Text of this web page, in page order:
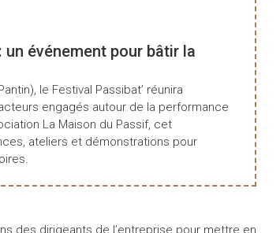
un événement pour bâtir la
le Festival Passibat’ réunira
engagés autour de la performance
La Maison du Passif, cet
ateliers et démonstrations pour
des dirigeants de l’entreprise pour mettre en